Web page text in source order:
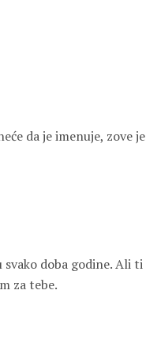
da je imenuje, zove je
doba godine. Ali ti
za tebe.